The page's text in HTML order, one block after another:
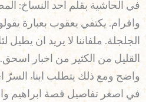
في الحاشية بقلم احد النساخ:
وافرام. يكتفي يعقوب بعبارة
الجلجلة. ملفاننا لا يريد ان يطيل
القليل من الكثير من اخبار
واضح ومع ذلك يتطلب ابناء السرّ
في اصغر تفاصيل قصة ابراهيم